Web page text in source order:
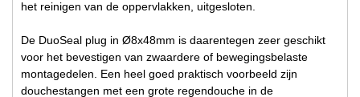
het reinigen van de oppervlakken, uitgesloten.
De DuoSeal plug in Ø8x48mm is daarentegen zeer geschikt
voor het bevestigen van zwaardere of bewegingsbelaste
montagedelen. Een heel goed praktisch voorbeeld zijn
douchestangen met een grote regendouche in de